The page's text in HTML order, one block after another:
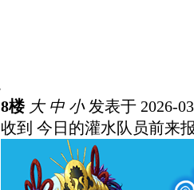
8楼 大 中 小发表于 2026-
收到 今日的灌水队员前来